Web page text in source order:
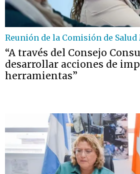
Reunión de la Comisión de
“A través del Consejo
desarrollar acciones de
herramientas”